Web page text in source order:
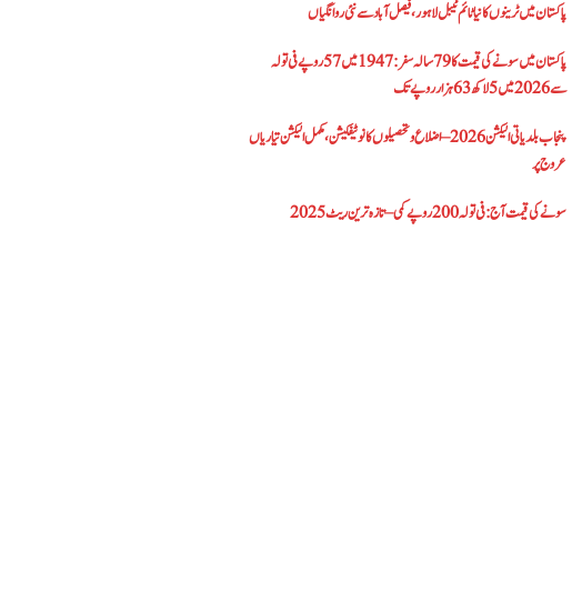
پاکستان میں ٹرینوں کا نیا ٹائم ٹیبل لاہور، فیصل آباد سے نئی روانگیاں
پاکستان میں سونے کی قیمت کا 79 سالہ سفر: 1947 میں 57 روپے فی تولہ
سے 2026 میں 5 لاکھ 63 ہزار روپے تک
پنجاب بلدیاتی الیکشن 2026 – اضلاع و تحصیلوں کا نوٹیفکیشن، مکمل الیکشن تیاریاں
عروج پر
سونے کی قیمت آج: فی تولہ 200 روپے کمی – تازہ ترین ریٹ 2025